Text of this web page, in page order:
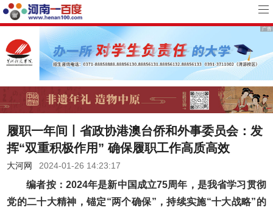
履职一年间丨省政协港澳台侨和外事委员会：发
挥“双重积极作用” 确保履职工作高质高效
大河网 2024-01-26 14:23:17
编者按：2024年是新中国成立75周年，是我省学习贯彻
党的二十大精神，锚定“两个确保”，持续实施“十大战略”的